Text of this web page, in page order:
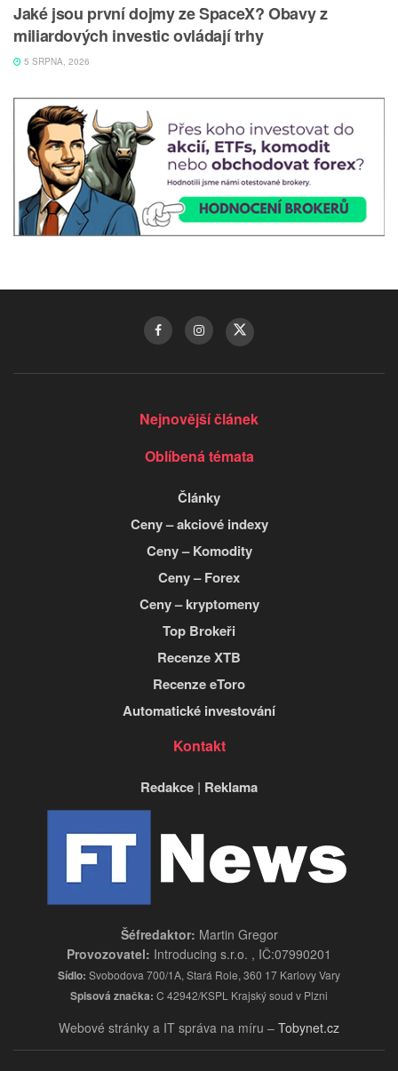
Jaké jsou první dojmy ze SpaceX? Obavy z
miliardových investic ovládají trhy
5 SRPNA, 2026
Nejnovější článek
Oblíbená témata
Články
Ceny – akciové indexy
Ceny – Komodity
Ceny – Forex
Ceny – kryptomeny
Top Brokeři
Recenze XTB
Recenze eToro
Automatické investování
Kontakt
Redakce | Reklama
Šéfredaktor: Martin Gregor
Provozovatel: Introducing s.r.o. , IČ:07990201
Sídlo: Svobodova 700/1A, Stará Role, 360 17 Karlovy Vary
Spisová značka: C 42942/KSPL Krajský soud v Plzni
Webové stránky a IT správa na míru – Tobynet.cz